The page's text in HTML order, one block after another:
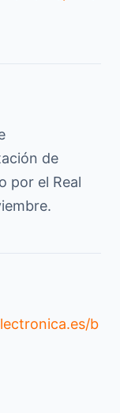
de
por el Real
b